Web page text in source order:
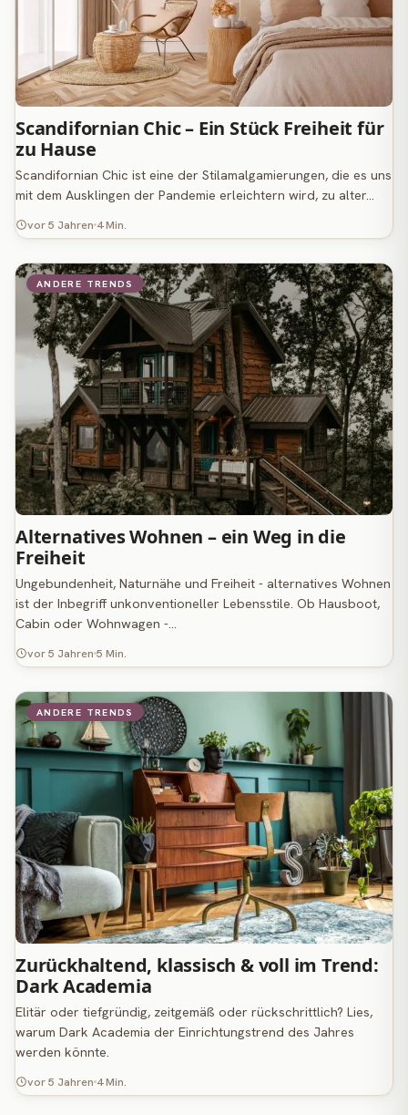
Scandifornian Chic – Ein Stück Freiheit für
zu Hause
Scandifornian Chic ist eine der Stilamalgamierungen, die es uns
mit dem Ausklingen der Pandemie erleichtern wird, zu alter…
vor 5 Jahren 4 Min.
ANDERE TRENDS
Alternatives Wohnen – ein Weg in die
Freiheit
Ungebundenheit, Naturnähe und Freiheit - alternatives Wohnen
ist der Inbegriff unkonventioneller Lebensstile. Ob Hausboot,
Cabin oder Wohnwagen -…
vor 5 Jahren 5 Min.
ANDERE TRENDS
Zurückhaltend, klassisch & voll im Trend:
Dark Academia
Elitär oder tiefgründig, zeitgemäß oder rückschrittlich? Lies,
warum Dark Academia der Einrichtungstrend des Jahres
werden könnte.
vor 5 Jahren 4 Min.